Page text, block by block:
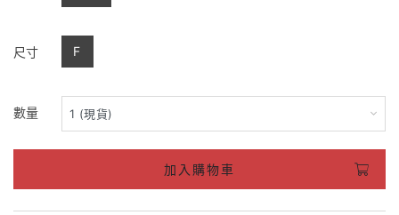
尺寸 F
數量
加入購物車